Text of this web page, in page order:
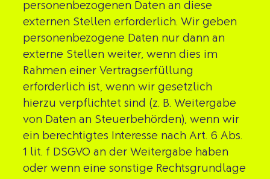
personenbezogenen Daten an diese
externen Stellen erforderlich. Wir geben
personenbezogene Daten nur dann an
externe Stellen weiter, wenn dies im
Rahmen einer Vertragserfüllung
erforderlich ist, wenn wir gesetzlich
hierzu verpflichtet sind (z. B. Weitergabe
von Daten an Steuerbehörden), wenn wir
ein berechtigtes Interesse nach Art. 6 Abs.
1 lit. f DSGVO an der Weitergabe haben
oder wenn eine sonstige Rechtsgrundlage